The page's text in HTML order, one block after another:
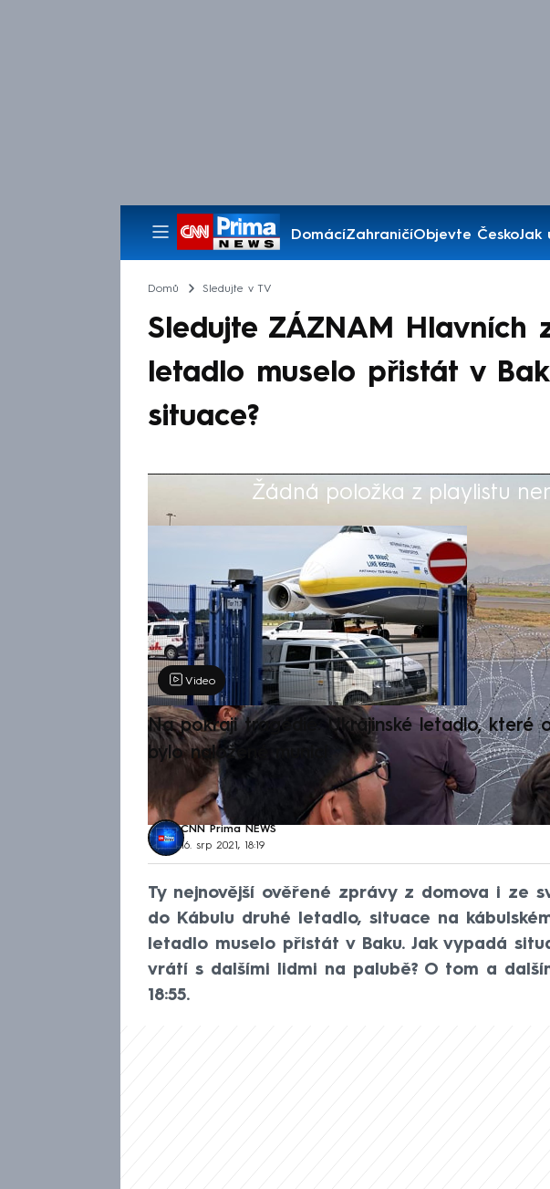
DomácíZahraničíObjevte ČeskoJak
Pořady
Domů Sledujte v TV
Sledujte ZÁZNAM Hlavních
letadlo muselo přistát v
situace?
Žádná položka z playlistu
Výběr redakce
Video
Na pokraji tragédie: Ukrajinské letadlo, které
bylo naložené municí
CNN Prima NEWS
16. srp 2021, 18:19
Ty nejnovější ověřené zprávy z domova i ze
do Kábulu druhé letadlo, situace na
letadlo muselo přistát v Baku. Jak vypadá
vrátí s dalšími lidmi na palubě? O tom a
18:55.